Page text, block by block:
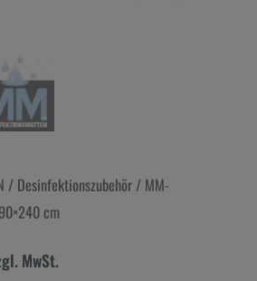
/ Desinfektionszubehör/ MM-
cm
MwSt.